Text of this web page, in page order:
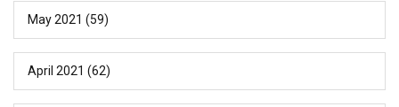
May 2021 (59)
April 2021 (62)